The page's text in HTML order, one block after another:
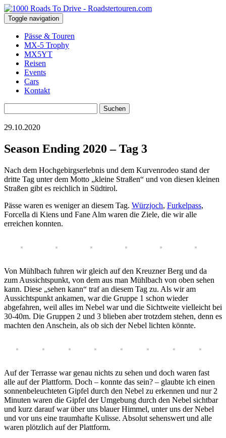
Toggle navigation
Pässe & Touren
MX-5 Trophy
MX5YT
Reisen
Events
Cars
Kontakt
nach:
29.10.2020
Season Ending 2020 – Tag 3
Nach dem Hochgebirgserlebnis und dem Kurvenrodeo stand der
dritte Tag unter dem Motto „kleine Straßen“ und von diesen kleinen
Straßen gibt es reichlich in Südtirol.
Pässe waren es weniger an diesem Tag. Würzjoch, Furkelpass,
Forcella di Kiens und Fane Alm waren die Ziele, die wir alle
erreichen konnten.
Von Mühlbach fuhren wir gleich auf den Kreuzner Berg und da
zum Aussichtspunkt, von dem aus man Mühlbach von oben sehen
kann. Diese „sehen kann“ traf an diesem Tag zu. Als wir am
Aussichtspunkt ankamen, war die Gruppe 1 schon wieder
abgefahren, weil alles im Nebel war und die Sichtweite vielleicht bei
30-40m. Die Gruppen 2 und 3 blieben aber trotzdem stehen, denn es
machten den Anschein, als ob sich der Nebel lichten könnte.
Auf der Terrasse war genau nichts zu sehen und doch waren fast
alle auf der Plattform. Doch – konnte das sein? – glaubte ich einen
sonnenbeleuchteten Gipfel durch den Nebel zu erkennen und nur 2
Minuten waren die Gipfel der Umgebung durch den Nebel sichtbar
und kurz darauf war über uns blauer Himmel, unter uns der Nebel
und vor uns eine traumhafte Kulisse. Absolut sehenswert und alle
waren plötzlich auf der Plattform.